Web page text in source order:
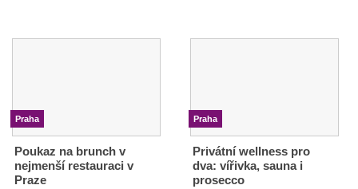
Praha
Poukaz na brunch v
nejmenší restauraci v
Praze
Praha
Privátní wellness pro
dva: vířivka, sauna i
prosecco